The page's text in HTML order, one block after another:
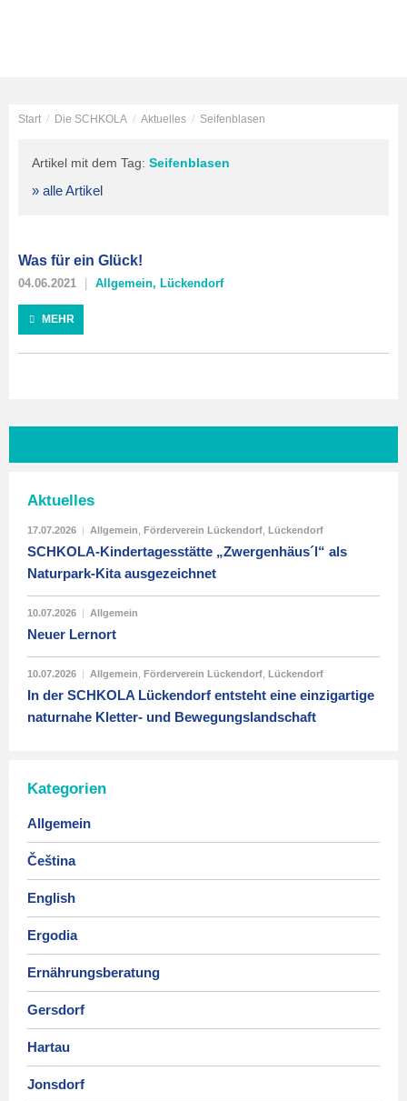
Start / Die SCHKOLA / Aktuelles / Seifenblasen
Artikel mit dem Tag: Seifenblasen
» alle Artikel
Was für ein Glück!
04.06.2021 Allgemein, Lückendorf
MEHR
Aktuelles
17.07.2026 | Allgemein Förderverein Lückendorf Lückendorf
SCHKOLA-Kindertagesstätte „Zwergenhäus´l“ als
Naturpark-Kita ausgezeichnet
10.07.2026 | Allgemein
Neuer Lernort
10.07.2026 | Allgemein Förderverein Lückendorf Lückendorf
In der SCHKOLA Lückendorf entsteht eine einzigartige
naturnahe Kletter- und Bewegungslandschaft
Kategorien
Allgemein
Čeština
English
Ergodia
Ernährungsberatung
Gersdorf
Hartau
Jonsdorf